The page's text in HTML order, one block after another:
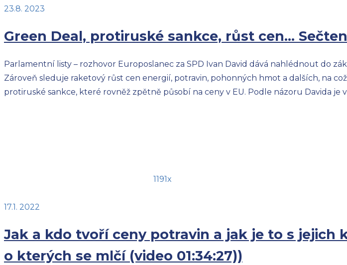
23.8. 2023
Green Deal, protiruské sankce, růst cen…
Parlamentní listy – rozhovor Europoslanec za SPD Ivan David dává nahlédnout do
Zároveň sleduje raketový růst cen energií, potravin, pohonných hmot a dalších, na
protiruské sankce, které rovněž zpětně působí na ceny v EU. Podle názoru Davida je v
1191x
17.1. 2022
Jak a kdo tvoří ceny potravin a jak je to s jejich
o kterých se mlčí (video 01:34:27))